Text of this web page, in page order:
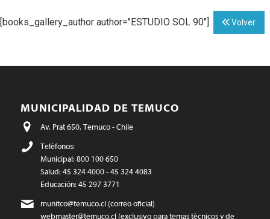
[books_gallery_author author="ESTUDIO SOL 90"] Volver
MUNICIPALIDAD DE TEMUCO
Av. Prat 650, Temuco - Chile
Teléfonos:
Municipal: 800 100 650
Salud: 45 324 4000 - 45 324 4083
Educación: 45 297 3771
munitco@temuco.cl(correo oficial)
webmaster@temuco.cl(exclusivo para temas técnicos y de